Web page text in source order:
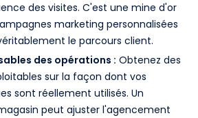
des visites. C'est une mine d'or
marketing personnalisées
le parcours client.
des opérations : Obtenez des
sur la façon dont vos
sont réellement utilisés. Un
peut ajuster l'agencement